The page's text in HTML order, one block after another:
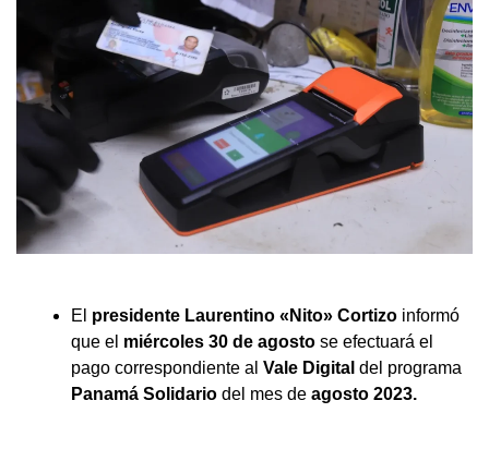
El presidente Laurentino «Nito» Cortizo informó
que el miércoles 30 de agosto se efectuará el
pago correspondiente al Vale Digital del programa
Panamá Solidario del mes de agosto 2023.